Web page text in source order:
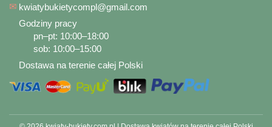
✉ kwiatybukietycompl@gmail.com
Godziny pracy
pn–pt: 10:00–18:00
sob: 10:00–15:00
Dostawa na terenie całej Polski